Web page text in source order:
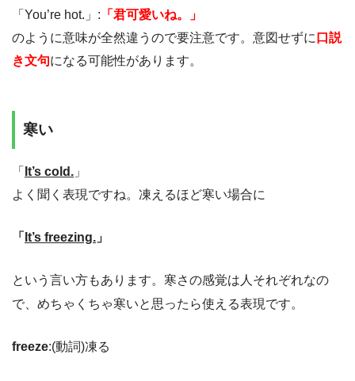
「You’re hot.」: 「君可愛いね。」
のように意味が全然違うので要注意です。意図せずに 口説
き文句になる可能性があります。
寒い
「 It’s cold. 」
よく聞く表現ですね。凍えるほど寒い場合に
「 It’s freezing. 」
という言い方もあります。寒さの感覚は人それぞれなの
で、めちゃくちゃ寒いと思ったら使える表現です。
freeze:(動詞)凍る